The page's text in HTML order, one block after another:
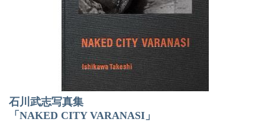
石川武志写真集
「NAKED CITY VARANASI」